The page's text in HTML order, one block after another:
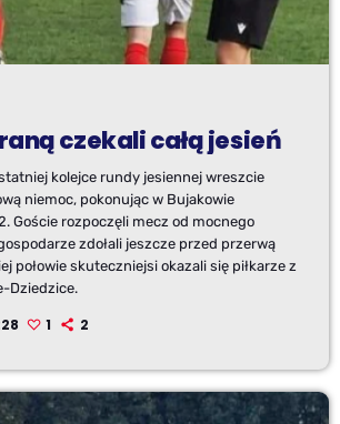
czekali całą jesień
kolejce rundy jesiennej wreszcie
niemoc, pokonując w Bujakowie
Goście rozpoczęli mecz od mocnego
zdołali jeszcze przed przerwą
połowie skuteczniejsi okazali się piłkarze z
Dziedzice.
1 2